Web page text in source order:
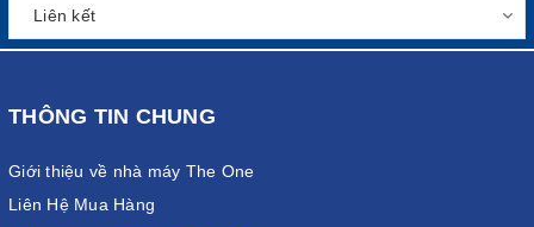
THÔNG TIN CHUNG
Giới thiệu về nhà máy The One
Liên Hệ Mua Hàng